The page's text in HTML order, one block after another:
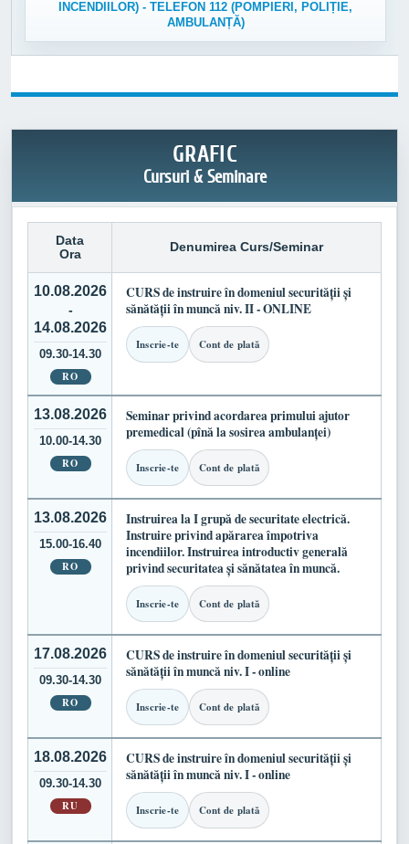
INCENDIILOR) - TELEFON 112 (POMPIERI, POLIȚIE,
AMBULANȚĂ)
GRAFIC
Cursuri & Seminare
Data
Ora
Denumirea Curs/Seminar
10.08.2026
-
14.08.2026
09.30-14.30
RO
CURS de instruire în domeniul securității și
sănătății în muncă niv. II - ONLINE
Inscrie-te Cont de plată
13.08.2026
10.00-14.30
RO
Seminar privind acordarea primului ajutor
premedical (pînă la sosirea ambulanței)
Inscrie-te Cont de plată
13.08.2026
15.00-16.40
RO
Instruirea la I grupă de securitate electrică.
Instruire privind apărarea împotriva
incendiilor. Instruirea introductiv generală
privind securitatea și sănătatea în muncă.
Inscrie-te Cont de plată
17.08.2026
09.30-14.30
RO
CURS de instruire în domeniul securității și
sănătății în muncă niv. I - online
Inscrie-te Cont de plată
18.08.2026
09.30-14.30
RU
CURS de instruire în domeniul securității și
sănătății în muncă niv. I - online
Inscrie-te Cont de plată